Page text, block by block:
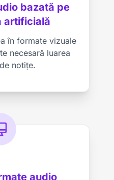
bazată pe
artificială
în formate vizuale
necesară luarea
notițe.
audio